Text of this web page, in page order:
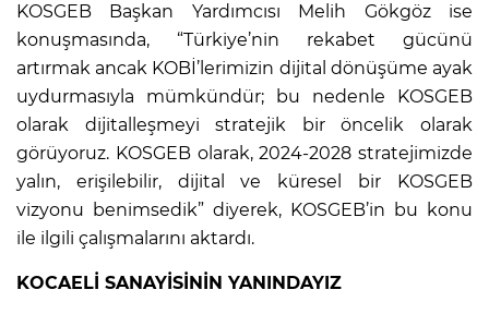
KOSGEB Başkan Yardımcısı Melih Gökgöz ise
konuşmasında, “Türkiye’nin rekabet gücünü
artırmak ancak KOBİ’lerimizin dijital dönüşüme ayak
uydurmasıyla mümkündür; bu nedenle KOSGEB
olarak dijitalleşmeyi stratejik bir öncelik olarak
görüyoruz. KOSGEB olarak, 2024-2028 stratejimizde
yalın, erişilebilir, dijital ve küresel bir KOSGEB
vizyonu benimsedik” diyerek, KOSGEB’in bu konu
ile ilgili çalışmalarını aktardı.
KOCAELİ SANAYİSİNİN YANINDAYIZ